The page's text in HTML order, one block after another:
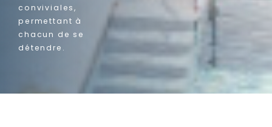
conviviales,
permettant à
chacun de se
détendre.